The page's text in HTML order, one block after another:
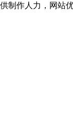
制作人力，网站